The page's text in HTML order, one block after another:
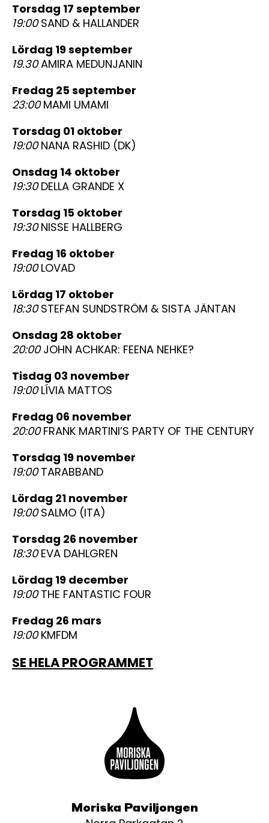
torsdag 17 september
19:00SAND & HALLANDER
lördag 19 september
19.30AMIRA MEDUNJANIN
fredag 25 september
23:00MAMI UMAMI
torsdag 01 oktober
19:00NANA RASHID (DK)
onsdag 14 oktober
19:30DELLA GRANDE X
torsdag 15 oktober
19:30NISSE HALLBERG
fredag 16 oktober
19:00LOVAD
lördag 17 oktober
18:30STEFAN SUNDSTRÖM & SISTA JÄNTAN
onsdag 28 oktober
20:00JOHN ACHKAR: FEENA NEHKE?
tisdag 03 november
19:00LÍVIA MATTOS
fredag 06 november
20:00FRANK MARTINI’S PARTY OF THE CENTURY
torsdag 19 november
19:00TARABBAND
lördag 21 november
19:00SALMO (ITA)
torsdag 26 november
18:30EVA DAHLGREN
lördag 19 december
19:00THE FANTASTIC FOUR
fredag 26 mars
19:00KMFDM
SE HELA PROGRAMMET
Moriska Paviljongen